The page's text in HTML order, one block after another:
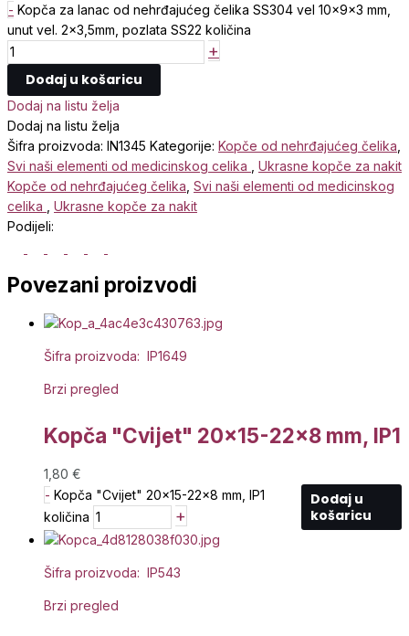
- Kopča za lanac od nehrđajućeg čelika SS304 vel 10x9x3 mm,
unut vel. 2x3,5mm, pozlata SS22 količina
+
Dodaj u košaricu
Dodaj na listu želja
Dodaj na listu želja
Šifra proizvoda: IN1345 Kategorije: Kopče od nehrđajućeg čelika
Svi naši elementi od medicinskog celika
Ukrasne kopče za nakit
Kopče od nehrđajućeg čelika Svi naši elementi od medicinskog
celika
Ukrasne kopče za nakit
Podijeli:
Povezani proizvodi
Šifra proizvoda: IP1649
Brzi pregled
Kopča "Cvijet" 20×15-22×8 mm, IP1
1,80 €
- Kopča "Cvijet" 20x15-22x8 mm, IP1
količina
+
Dodaj u
košaricu
Šifra proizvoda: IP543
Brzi pregled